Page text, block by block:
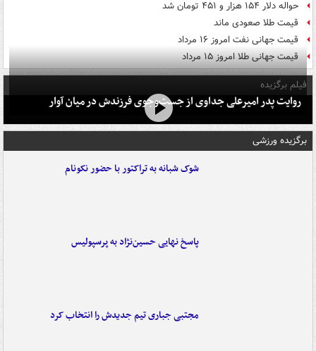
حواله دلار ۱۵۴ هزار و ۴۵۱ تومان شد
قیمت طلا صعودی ماند
قیمت جهانی نفت امروز ۱۶ مرداد
قیمت جهانی طلا امروز ۱۵ مرداد
فیلم برگزیده
روایت پدر امیرعلی جداوی از جست‌وجوی فرزندش در میان آوار
برگزیده ورزشی
شوک شبانه به تراکتور با حضور نکونام
پاسخ نهایی حسین‌نژاد به پرسپولیس
مجتبی جباری تیم جدیدش را انتخاب کرد